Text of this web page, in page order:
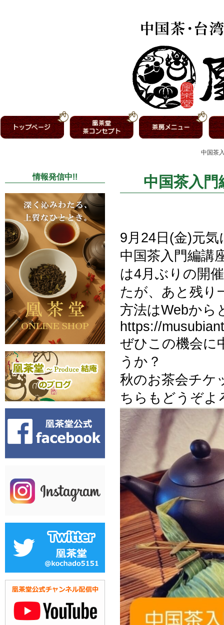
中国茶
情報発信中!! 中国茶入
9月24日(金)元
中国茶入門編講
は4月ぶりの開
たが、あと残り
方法はWebから
https://
ぜひこの機会に
うか？
秋のお茶会チケ
ちらもどうぞよ